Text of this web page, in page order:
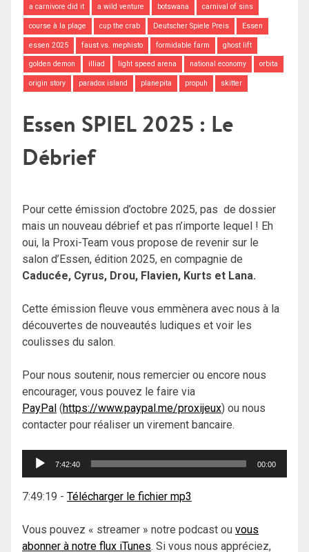
a carnivore did it a wild venture botswana carnival of sins
course à la plage cup the crab Deutscher Spiele Preis Essen
essen 2025 faust vs. mephisto formidable farm ghost lift
golden demon illiad light speed arena national economy orbita
origin story paradox island planepita propuh skitter
Essen SPIEL 2025 : Le
Débrief
Pour cette émission d’octobre 2025, pas de dossier
mais un nouveau débrief et pas n’importe lequel ! Eh
oui, la Proxi-Team vous propose de revenir sur le
salon d’Essen, édition 2025, en compagnie de
Caducée, Cyrus, Drou, Flavien, Kurts et Lana.
Cette émission fleuve vous emmènera avec nous à la
découvertes de nouveautés ludiques et voir les
coulisses du salon.
Pour nous soutenir, nous remercier ou encore nous
encourager, vous pouvez le faire via
PayPal (https://www.paypal.me/proxijeux) ou nous
contacter pour réaliser un virement bancaire.
Lecteur
7:42:40 00:00
7:49:19 - Télécharger le fichier mp3
Vous pouvez « streamer » notre podcast ou vous
abonner à notre flux iTunes. Si vous nous appréciez,